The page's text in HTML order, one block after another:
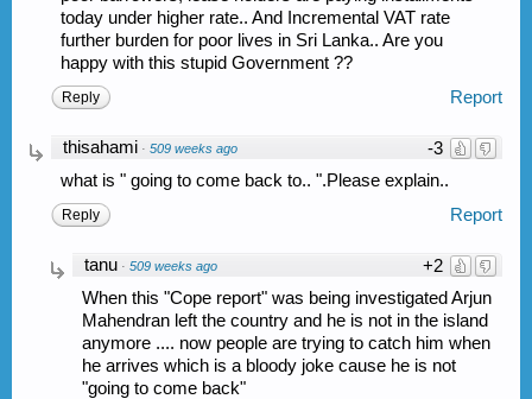
today under higher rate.. And Incremental VAT rate
further burden for poor lives in Sri Lanka.. Are you
happy with this stupid Government ??
Report
Reply
-3
thisahami · 509 weeks ago
what is " going to come back to.. ".Please explain..
Report
Reply
+2
tanu · 509 weeks ago
When this "Cope report" was being investigated Arjun
Mahendran left the country and he is not in the island
anymore .... now people are trying to catch him when
he arrives which is a bloody joke cause he is not
"going to come back"